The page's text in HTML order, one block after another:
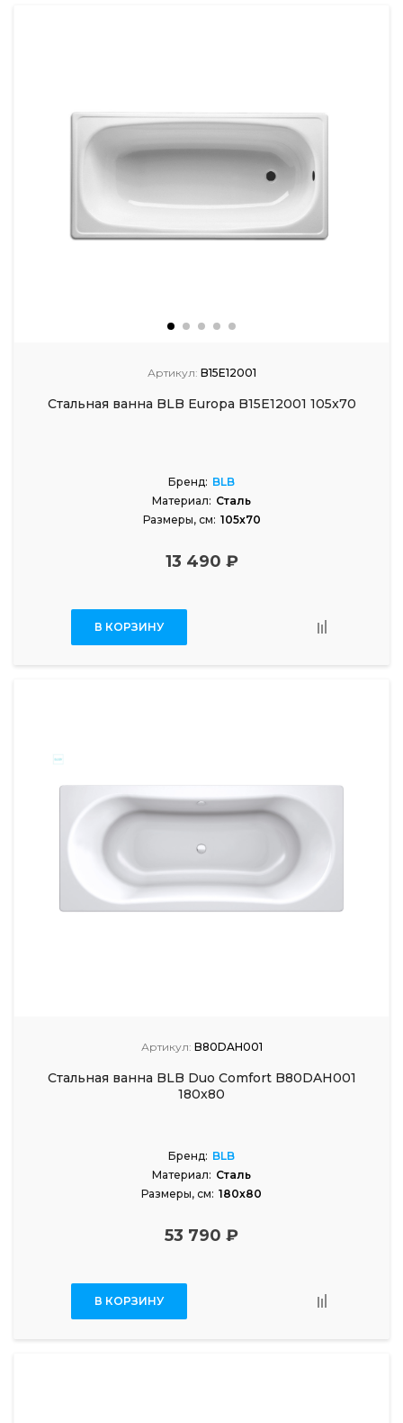
Артикул: B15E12001
Стальная ванна BLB Europa B15E12001 105x70
Бренд: BLB
Материал: Сталь
Размеры, см: 105x70
13 490 ₽
В КОРЗИНУ
Артикул: B80DAH001
Стальная ванна BLB Duo Comfort B80DAH001
180x80
Бренд: BLB
Материал: Сталь
Размеры, см: 180x80
53 790 ₽
В КОРЗИНУ